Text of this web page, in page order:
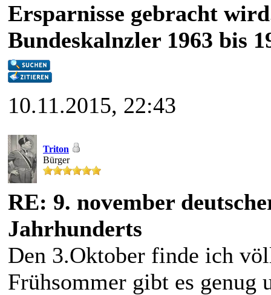
Ersparnisse gebracht
Bundeskalnzler 1963 bis
10.11.2015, 22:43
Triton
Bürger
RE: 9. november
Jahrhunderts
Den 3.Oktober finde ich
Frühsommer gibt es genug